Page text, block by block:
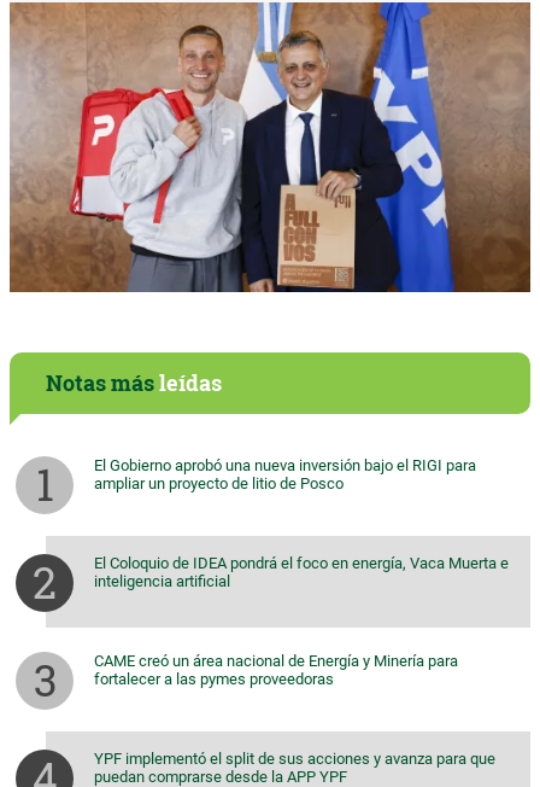
Notas másleídas
El Gobierno aprobó una nueva inversión bajo el RIGI para
ampliar un proyecto de litio de Posco
El Coloquio de IDEA pondrá el foco en energía, Vaca Muerta e
inteligencia artificial
CAME creó un área nacional de Energía y Minería para
fortalecer a las pymes proveedoras
YPF implementó el split de sus acciones y avanza para que
puedan comprarse desde la APP YPF